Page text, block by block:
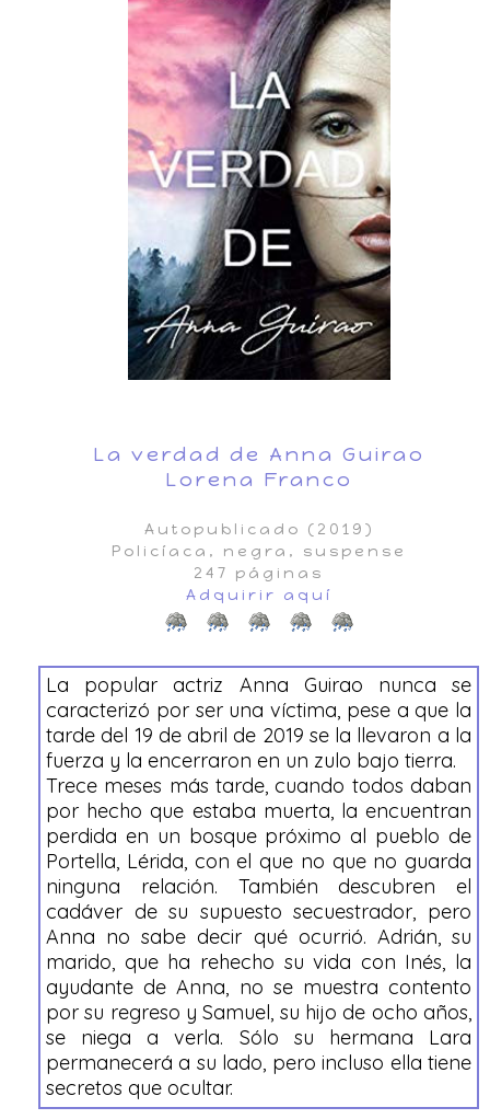
La verdad de Anna Guirao
Lorena Franco
Autopublicado (2019)
Policíaca, negra, suspense
247 páginas
Adquirir aquí
La popular actriz Anna Guirao nunca se
caracterizó por ser una víctima, pese a que la
tarde del 19 de abril de 2019 se la llevaron a la
fuerza y la encerraron en un zulo bajo tierra.
Trece meses más tarde, cuando todos daban
por hecho que estaba muerta, la encuentran
perdida en un bosque próximo al pueblo de
Portella, Lérida, con el que no que no guarda
ninguna relación. También descubren el
cadáver de su supuesto secuestrador, pero
Anna no sabe decir qué ocurrió. Adrián, su
marido, que ha rehecho su vida con Inés, la
ayudante de Anna, no se muestra contento
por su regreso y Samuel, su hijo de ocho años,
se niega a verla. Sólo su hermana Lara
permanecerá a su lado, pero incluso ella tiene
secretos que ocultar.